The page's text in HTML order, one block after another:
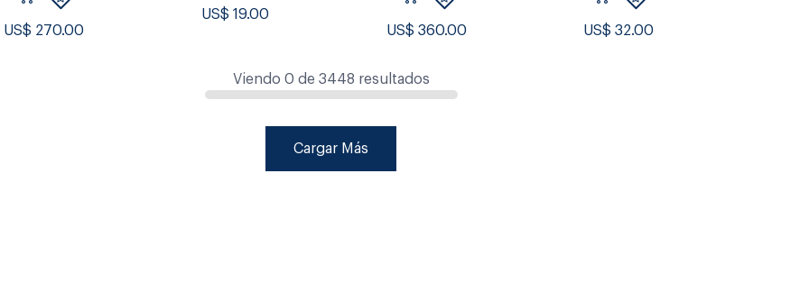
US$ 270.00
US$ 19.00
US$360.00 US$ 32.00
Viendo 0 de 3448 resultados
Cargar Más